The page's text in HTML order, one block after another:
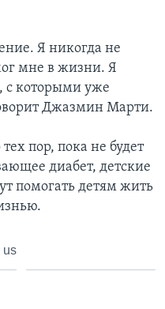
Я никогда не
мне в жизни. Я
с которыми уже
Джазмин Марти.
пор, пока не будет
диабет, детские
помогать детям жить
us